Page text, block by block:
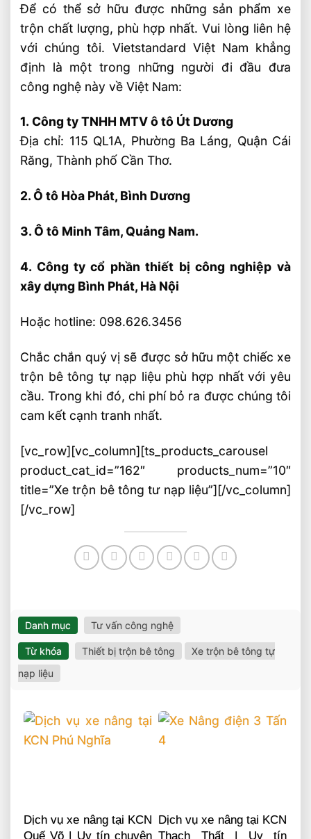
Để có thể sở hữu được những sản phẩm xe
trộn chất lượng, phù hợp nhất. Vui lòng liên hệ
với chúng tôi. Vietstandard Việt Nam khẳng
định là một trong những người đi đầu đưa
công nghệ này về Việt Nam:
1.Công ty TNHH MTV ô tô Út Dương
Địa chỉ: 115 QL1A, Phường Ba Láng, Quận Cái
Răng, Thành phố Cần Thơ.
2. Ô tô Hòa Phát, Bình Dương
3. Ô tô Minh Tâm, Quảng Nam.
4. Công ty cổ phần thiết bị công nghiệp và
xây dựng Bình Phát, Hà Nội
Hoặc hotline: 098.626.3456
Chắc chắn quý vị sẽ được sở hữu một chiếc xe
trộn bê tông tự nạp liệu phù hợp nhất với yêu
cầu. Trong khi đó, chi phí bỏ ra được chúng tôi
cam kết cạnh tranh nhất.
[vc_row][vc_column][ts_products_carousel
product_cat_id=”162″ products_num=”10″
title=”Xe trộn bê tông tư nạp liệu”][/vc_column]
[/vc_row]
Danh mục Tư vấn công nghệ
Từ khóa Thiết bị trộn bê tông
Xe trộn bê tông tự
nạp liệu
Dịch vụ xe nâng tại KCN
Quế Võ | Uy tín chuyên
Dịch vụ xe nâng tại KCN
Thạch Thất | Uy tín